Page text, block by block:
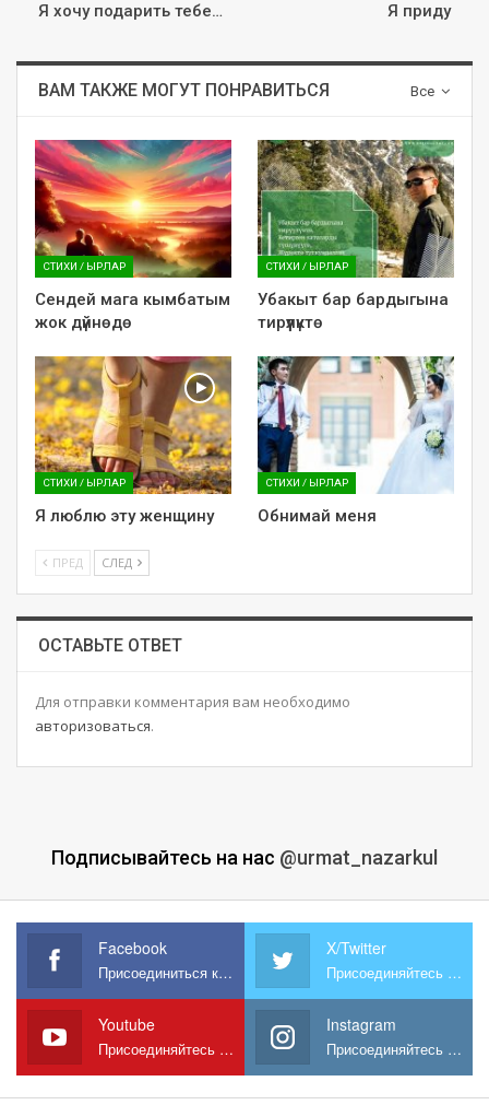
Я хочу подарить тебе… Я приду
Все
ВАМ ТАКЖЕ МОГУТ ПОНРАВИТЬСЯ
СТИХИ / ЫРЛАР
Сендей мага кымбатым
жок дүйнөдө
СТИХИ / ЫРЛАР
Убакыт бар бардыгына
тирүүлүктө
СТИХИ / ЫРЛАР
Я люблю эту женщину
СТИХИ / ЫРЛАР
Обнимай меня
ПРЕД СЛЕД
ОСТАВЬТЕ ОТВЕТ
Для отправки комментария вам необходимо
авторизоваться.
Подписывайтесь на нас @urmat_nazarkul
Facebook
Присоединиться к нам на Facebook
X/Twitter
Присоединяйтесь к нам в X
Youtube
Присоединяйтесь к нам на YouTube
Instagram
Присоединяйтесь к нам в Instagram